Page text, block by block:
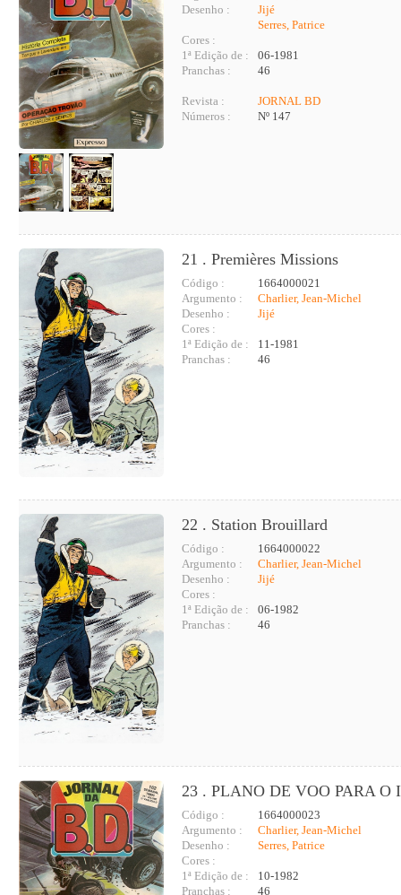
Desenho :
Jijé
Serres, Patrice
Cores :
1ª Edição de :
06-1981
Pranchas :
46
Revista :
JORNAL BD
Números :
Nº 147
21 . Premières Missions
Código :
1664000021
Argumento :
Charlier, Jean-Michel
Desenho :
Jijé
Cores :
1ª Edição de :
11-1981
Pranchas :
46
22 . Station Brouillard
Código :
1664000022
Argumento :
Charlier, Jean-Michel
Desenho :
Jijé
Cores :
1ª Edição de :
06-1982
Pranchas :
46
23 . PLANO DE VOO PARA O
Código :
1664000023
Argumento :
Charlier, Jean-Michel
Desenho :
Serres, Patrice
Cores :
1ª Edição de :
10-1982
Pranchas :
46